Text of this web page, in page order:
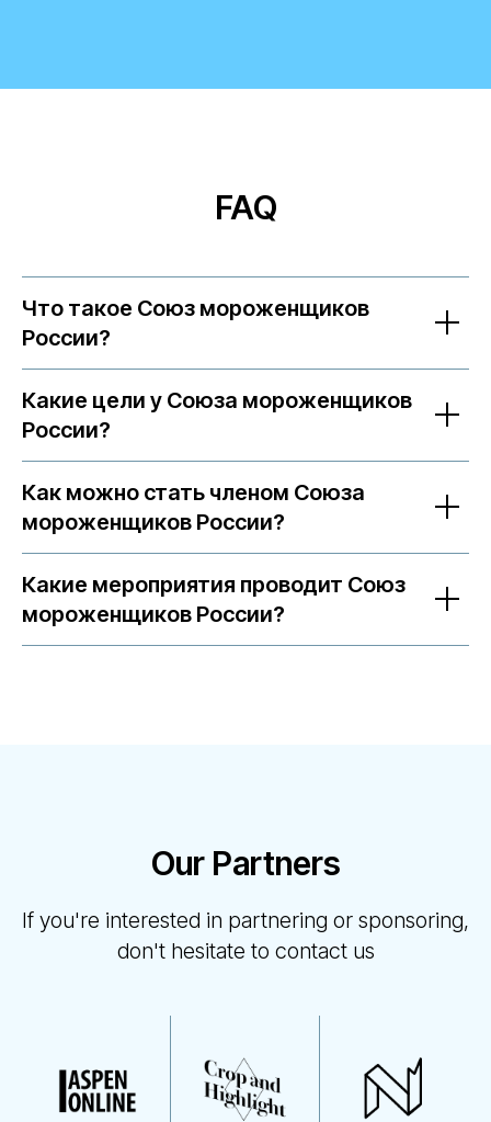
FAQ
Что такое Союз мороженщиков
России?
Какие цели у Союза мороженщиков
России?
Как можно стать членом Союза
мороженщиков России?
Какие мероприятия проводит Союз
мороженщиков России?
Our Partners
If you're interested in partnering or sponsoring,
don't hesitate to contact us